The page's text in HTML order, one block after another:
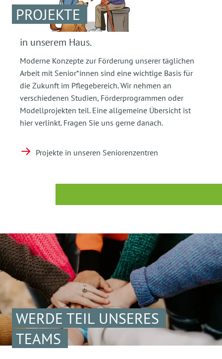
PROJEKTE
in unserem Haus.
Moderne Konzepte zur Förderung unserer täglichen
Arbeit mit Senior*innen sind eine wichtige Basis für
die Zukunft im Pflegebereich. Wir nehmen an
verschiedenen Studien, Förderprogrammen oder
Modellprojekten teil. Eine allgemeine Übersicht ist
hier verlinkt. Fragen Sie uns gerne danach.
Projekte in unseren Seniorenzentren
WERDE TEIL UNSERES
TEAMS